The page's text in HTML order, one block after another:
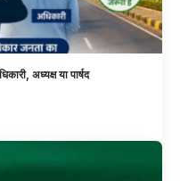
अध्यक्ष या पार्षद